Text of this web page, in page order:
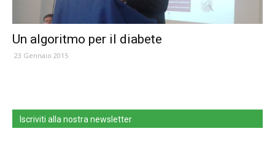
Un algoritmo per il diabete
23 Gennaio 2015
Iscriviti alla nostra newsletter